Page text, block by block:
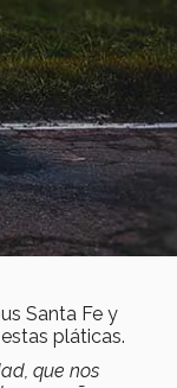
Santa Fe y
pláticas.
que nos